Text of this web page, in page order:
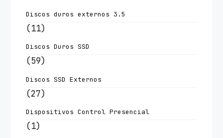
Discos duros externos 3.5
(11)
Discos Duros SSD
(59)
Discos SSD Externos
(27)
Dispositivos Control Presencial
(1)